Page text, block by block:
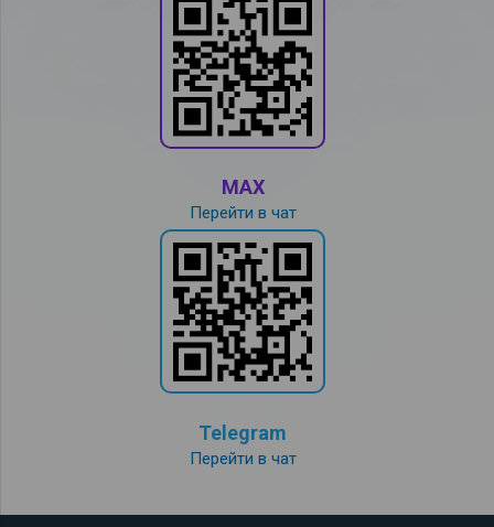
MAX
Перейти в чат
Telegram
Перейти в чат